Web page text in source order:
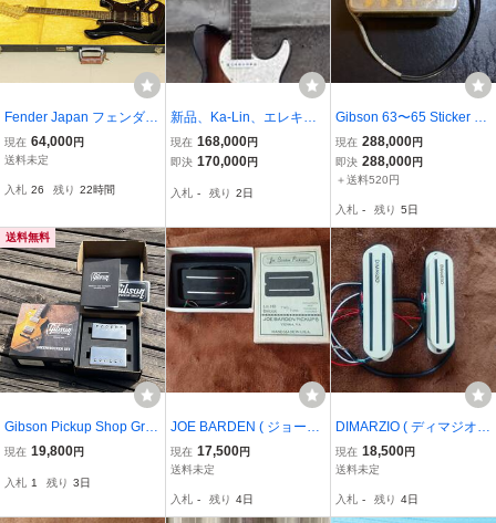
Fender Japan フェンダー
STR-70 E842973 ストラ
トキャスター Floyd Rose
現在 64,000円
送料未定
入札 26 残り 22時間
新品、Ka-Lin、エレキギ
ター、弦奏工房オリジナ
ルブランド、参考価格¥3
現在 168,000円
即決 170,000円
入札 - 残り 2日
Gibson 63〜65 Sticker N
umbered PAF gold ナンバ
ードPAF
現在 288,000円
即決 288,000円
＋送料520円
入札 - 残り 5日
送料無料
Gibson Pickup Shop Gre
enybucker Set ギブソン
現在 19,800円
入札 1 残り 3日
JOE BARDEN ( ジョーバ
ーデン ) / HB BRIDGE
現在 17,500円
送料未定
入札 - 残り 4日
DIMARZIO ( ディマジオ )
/ DP184 WHITE THE CH
OPPER/ DP182 WHITE F
現在 18,500円
送料未定
入札 - 残り 4日